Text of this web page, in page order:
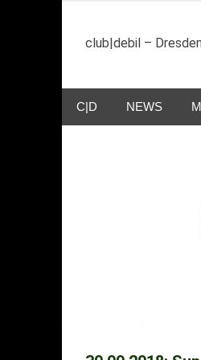
springen
club|debil –
C|D NEWS